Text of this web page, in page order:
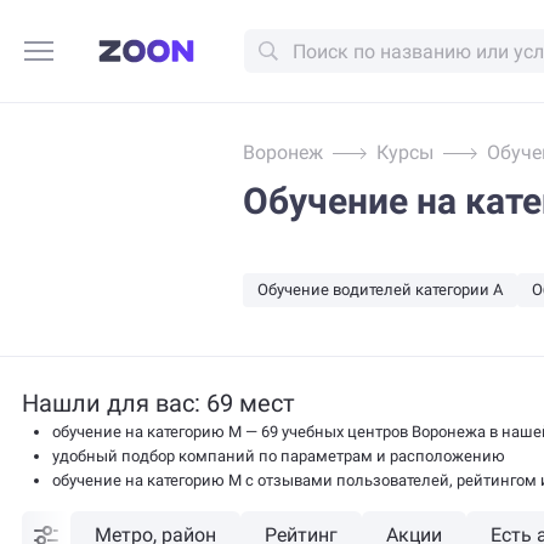
Воронеж Курсы
Обучение на
Обучение водителей категории A
Нашли для вас: 69 мест
обучение на категорию M — 69 учебных центров Воронежа в
удобный подбор компаний по параметрам и расположению
обучение на категорию M с отзывами пользователей,
Метро, район Рейтинг Акции Есть